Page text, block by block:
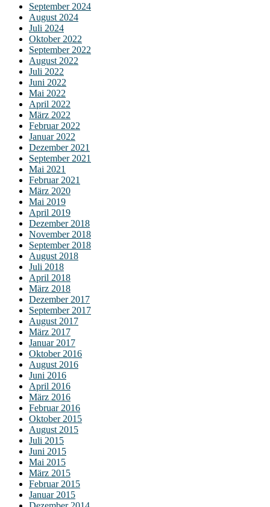
September 2024
August 2024
Juli 2024
Oktober 2022
September 2022
August 2022
Juli 2022
Juni 2022
Mai 2022
April 2022
März 2022
Februar 2022
Januar 2022
Dezember 2021
September 2021
Mai 2021
Februar 2021
März 2020
Mai 2019
April 2019
Dezember 2018
November 2018
September 2018
August 2018
Juli 2018
April 2018
März 2018
Dezember 2017
September 2017
August 2017
März 2017
Januar 2017
Oktober 2016
August 2016
Juni 2016
April 2016
März 2016
Februar 2016
Oktober 2015
August 2015
Juli 2015
Juni 2015
Mai 2015
März 2015
Februar 2015
Januar 2015